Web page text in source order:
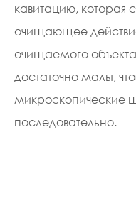
кавитацию, которая
очищающее
очищаемого
достаточно малы,
микроскопические
последовательно.